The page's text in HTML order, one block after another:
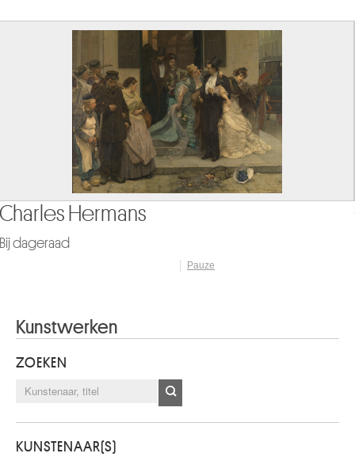
Constant Permeke
De verloofden
Pauze
Kunstwerken
ZOEKEN
KUNSTENAAR(S)